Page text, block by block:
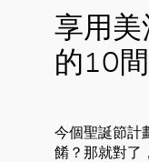
享用美
的10
今個聖誕節計
餚？那就對了